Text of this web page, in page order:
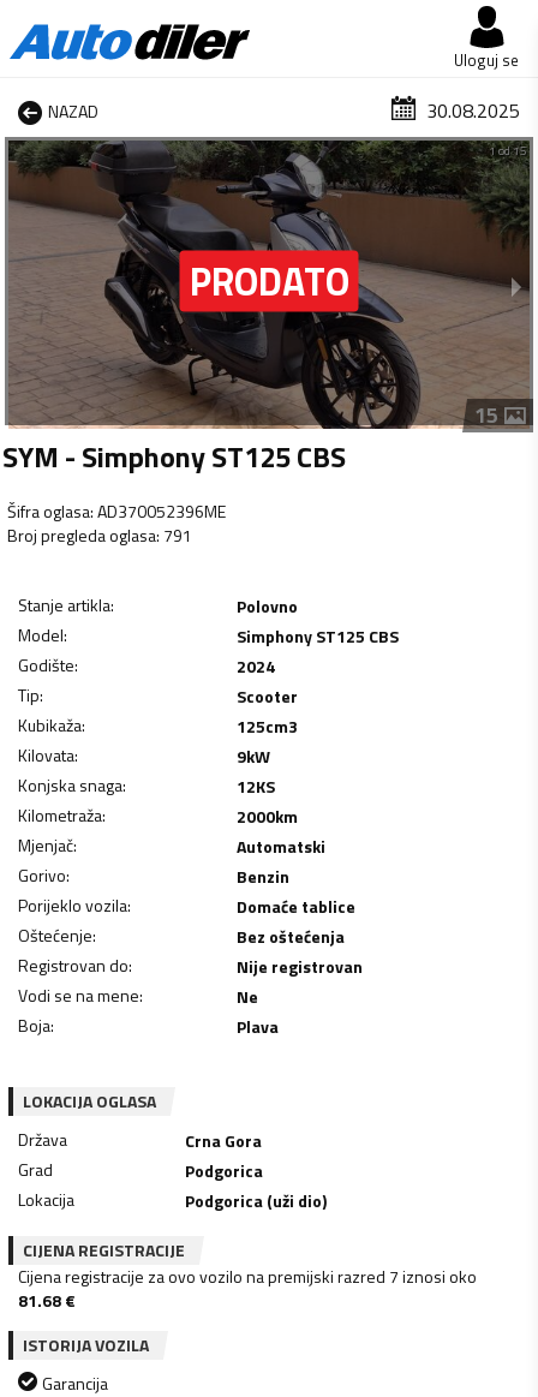
Uloguj se
NAZAD 30.08.2025
1 od 15
15
SYM - Simphony ST125 CBS
Šifra oglasa:AD370052396ME
Broj pregleda oglasa: 791
Stanje artikla:
Polovno
Model:
Simphony ST125 CBS
Godište:
2024
Tip:
Scooter
Kubikaža: 125cm3
Kilovata: 9kW
Konjska snaga: 12KS
Kilometraža: 2000km
Mjenjač:
Automatski
Gorivo:
Benzin
Porijeklo vozila:
Domaće tablice
Oštećenje:
Bez oštećenja
Registrovan do:
Nije registrovan
Vodi se na mene:
Ne
Boja: Plava
LOKACIJA OGLASA
Država
Crna Gora
Grad
Podgorica
Lokacija
Podgorica (uži dio)
CIJENA REGISTRACIJE
Cijena registracije za ovo vozilo na premijski razred 7 iznosi oko
81.68€
ISTORIJA VOZILA
Garancija